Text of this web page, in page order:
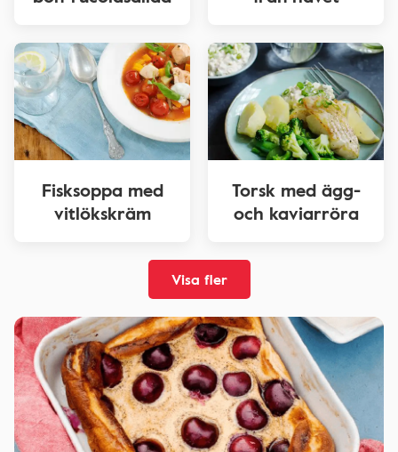
Fisksoppa med
vitlökskräm
Torsk med ägg-
och kaviarröra
Visa fler